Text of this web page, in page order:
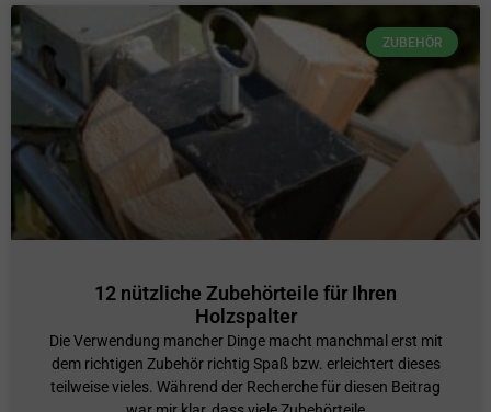
ZUBEHÖR
12 nützliche Zubehörteile für Ihren
Holzspalter
Die Verwendung mancher Dinge macht manchmal erst mit
dem richtigen Zubehör richtig Spaß bzw. erleichtert dieses
teilweise vieles. Während der Recherche für diesen Beitrag